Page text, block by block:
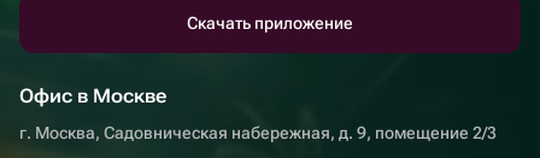
Скачать приложение
Офис в Москве
г. Москва, Садовническая набережная, д. 9, помещение 2/3